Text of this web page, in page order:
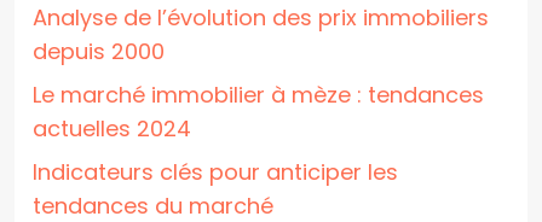
Analyse de l’évolution des prix immobiliers
depuis 2000
Le marché immobilier à mèze : tendances
actuelles 2024
Indicateurs clés pour anticiper les
tendances du marché